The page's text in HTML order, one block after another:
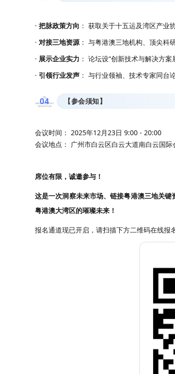
· 把脉政策方向 ： 获取关于十五运及湾区产业
· 对接三地资源： 与粤港澳三地机构、顶尖科
· 展示企业实力 ： 论坛设“创新技术与解决方
· 引领行业发声 ： 与行业领袖、技术专家同台
04 【参会须知】
会议时间： 2025年12月23日 9:00 - 20:00
会议地点： 广州市白云区白云大道南白云国
席位有限，诚邀参与！
这是一次洞察未来市场、链接粤港澳三地关
粤港澳大湾区的璀璨未来！
报名通道现已开启，请扫描下方二维码在线报名